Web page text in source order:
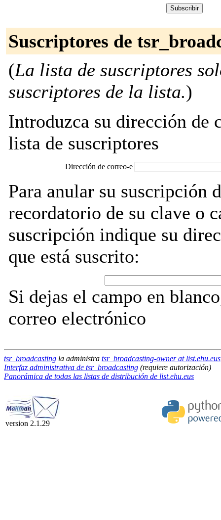
Suscriptores de
(La lista de suscriptores
suscriptores de la lista.)
Introduzca su dirección de
lista de suscriptores
Dirección de correo-e
Para anular su suscripción
recordatorio de su clave o
suscripción indique su
que está suscrito:
Si dejas el campo en
correo electrónico
tsr_broadcasting la administra tsr_broadcasting-owner at list.ehu.eus
Interfaz administrativa de tsr_broadcasting (requiere autorización)
Panorámica de todas las listas de distribución de list.ehu.eus
version 2.1.29